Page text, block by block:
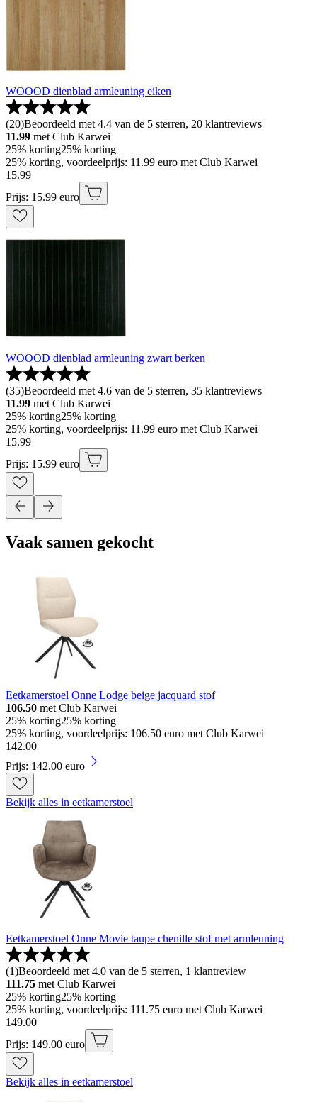
WOOOD dienblad armleuning eiken
(20)Beoordeeld met 4.4 van de 5 sterren, 20 klantreviews
11.99 met Club Karwei
25% korting25% korting
25% korting, voordeelprijs: 11.99 euro met Club Karwei
15.99
Prijs: 15.99 euro
WOOOD dienblad armleuning zwart berken
(35)Beoordeeld met 4.6 van de 5 sterren, 35 klantreviews
11.99 met Club Karwei
25% korting25% korting
25% korting, voordeelprijs: 11.99 euro met Club Karwei
15.99
Prijs: 15.99 euro
Vaak samen gekocht
Eetkamerstoel Onne Lodge beige jacquard stof
106.50 met Club Karwei
25% korting25% korting
25% korting, voordeelprijs: 106.50 euro met Club Karwei
142.00
Prijs: 142.00 euro
Bekijk alles in eetkamerstoel
Eetkamerstoel Onne Movie taupe chenille stof met armleuning
(1)Beoordeeld met 4.0 van de 5 sterren, 1 klantreview
111.75 met Club Karwei
25% korting25% korting
25% korting, voordeelprijs: 111.75 euro met Club Karwei
149.00
Prijs: 149.00 euro
Bekijk alles in eetkamerstoel